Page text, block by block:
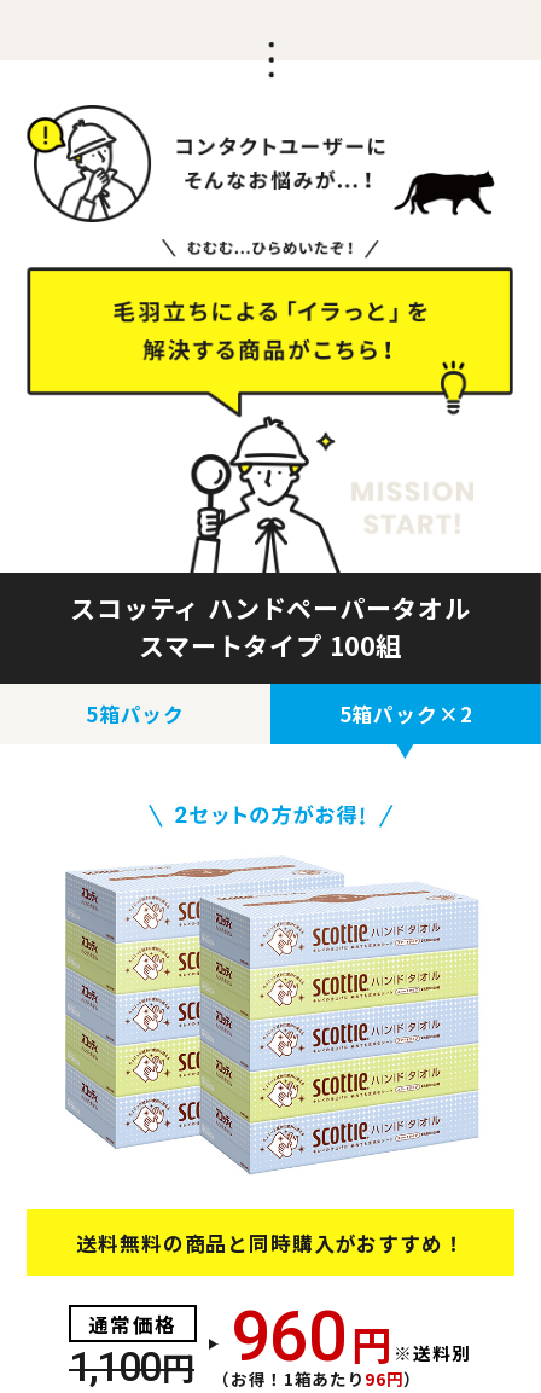
スコッティ ハンドペーパータオル
スマートタイプ 100組
5箱パック 5箱パック×2
送料無料の商品と同時購入がおすすめ！
通常価格
1,100円 960円※送料別
（お得！1箱あたり 96円）